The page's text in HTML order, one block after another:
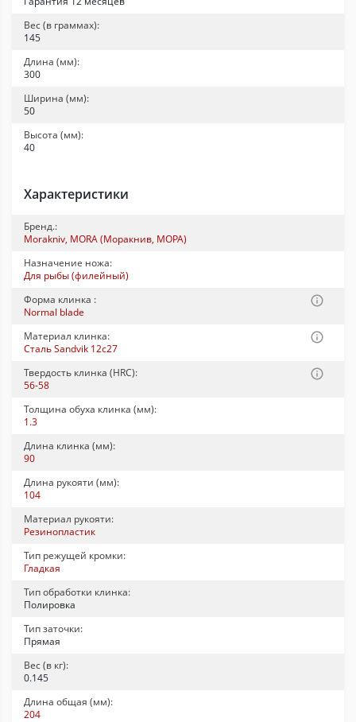
Вес (в граммах):
145
Длина (мм):
300
Ширина (мм):
50
Высота (мм):
40
Характеристики
Бренд.:
Morakniv, MORA (Моракнив, МОРА)
Назначение ножа:
Для рыбы (филейный)
Форма клинка :
Normal blade
Материал клинка:
Сталь Sandvik 12c27
Твердость клинка (HRC):
56-58
Толщина обуха клинка (мм):
1.3
Длина клинка (мм):
90
Длина рукояти (мм):
104
Материал рукояти:
Резинопластик
Тип режущей кромки:
Гладкая
Тип обработки клинка:
Полировка
Тип заточки:
Прямая
Вес (в кг):
0.145
Длина общая (мм):
204